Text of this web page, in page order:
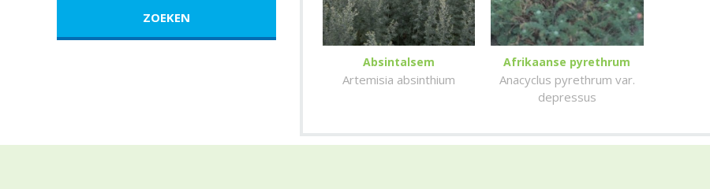
Absintalsem
Artemisia absinthium
Afrikaanse pyrethrum
Anacyclus pyrethrum var.
depressus